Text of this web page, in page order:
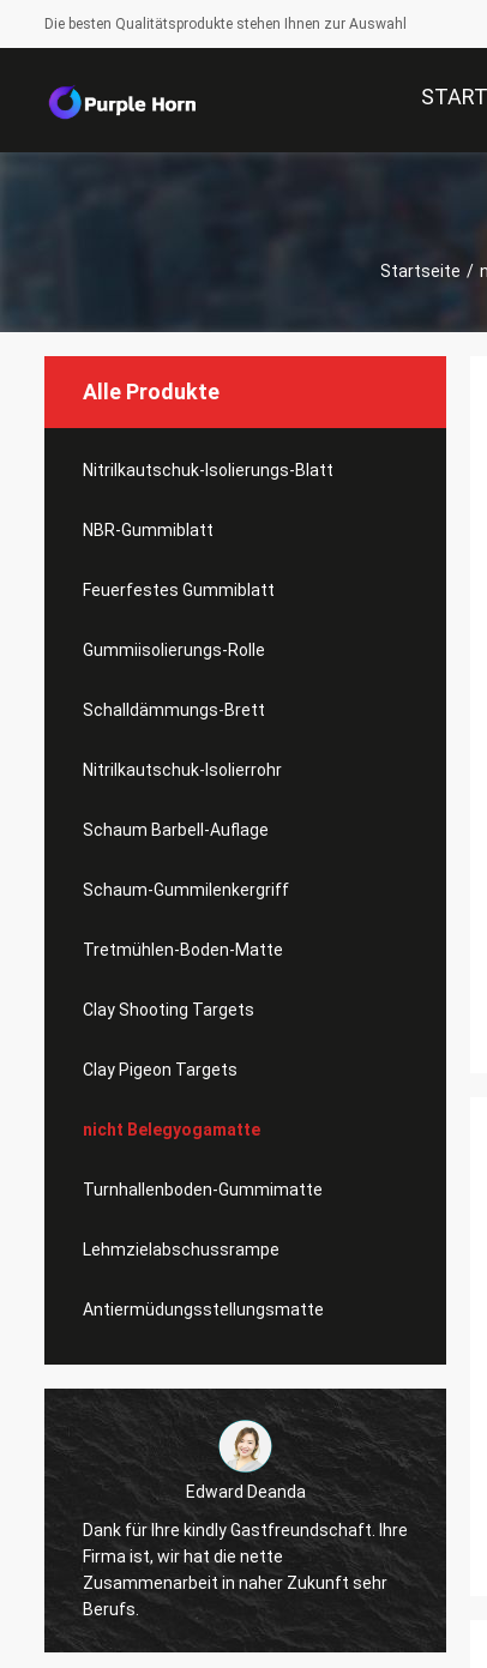
Die besten Qualitätsprodukte stehen Ihnen zur Auswahl
Startseite /
Alle Produkte
Nitrilkautschuk-Isolierungs-Blatt
NBR-Gummiblatt
Feuerfestes Gummiblatt
Gummiisolierungs-Rolle
Schalldämmungs-Brett
Nitrilkautschuk-Isolierrohr
Schaum Barbell-Auflage
Schaum-Gummilenkergriff
Tretmühlen-Boden-Matte
Clay Shooting Targets
Clay Pigeon Targets
nicht Belegyogamatte
Turnhallenboden-Gummimatte
Lehmzielabschussrampe
Antiermüdungsstellungsmatte
Edward Deanda
Dank für Ihre kindly Gastfreundschaft. Ihre
Firma ist, wir hat die nette
Zusammenarbeit in naher Zukunft sehr
Berufs.